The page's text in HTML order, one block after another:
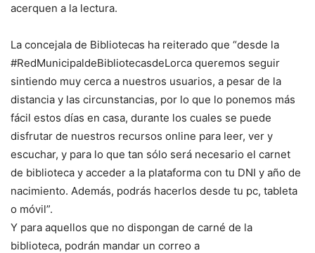
acerquen a la lectura.
La concejala de Bibliotecas ha reiterado que “desde la
#RedMunicipaldeBibliotecasdeLorca queremos seguir
sintiendo muy cerca a nuestros usuarios, a pesar de la
distancia y las circunstancias, por lo que lo ponemos más
fácil estos días en casa, durante los cuales se puede
disfrutar de nuestros recursos online para leer, ver y
escuchar, y para lo que tan sólo será necesario el carnet
de biblioteca y acceder a la plataforma con tu DNI y año de
nacimiento. Además, podrás hacerlos desde tu pc, tableta
o móvil”.
Y para aquellos que no dispongan de carné de la
biblioteca, podrán mandar un correo a